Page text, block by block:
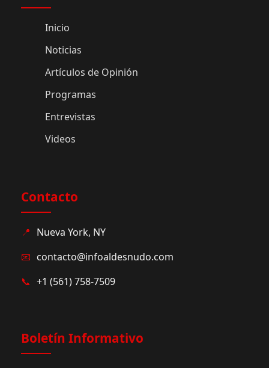
Inicio
Noticias
Artículos de Opinión
Programas
Entrevistas
Videos
Contacto
📍 Nueva York, NY
📧 contacto@infoaldesnudo.com
📞 +1 (561) 758-7509
Boletín Informativo